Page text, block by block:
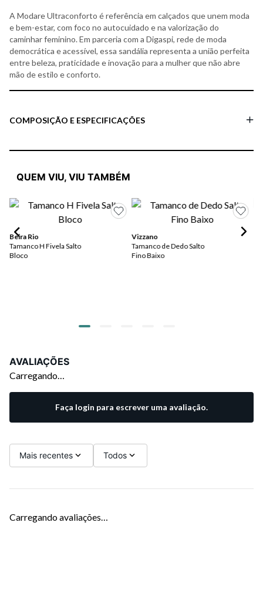
A Modare Ultraconforto é referência em calçados que unem moda
e bem-estar, com foco no autocuidado e na valorização do
caminhar feminino. Em parceria com a Digaspi, rede de moda
democrática e acessível, essa sandália representa a união perfeita
entre beleza, praticidade e inovação para a mulher que não abre
mão de estilo e conforto.
COMPOSIÇÃO E ESPECIFICAÇÕES
QUEM VIU, VIU TAMBÉM
Beira Rio
Tamanco H Fivela Salto
Bloco
Vizzano
Tamanco de Dedo Salto
Fino Baixo
AVALIAÇÕES
Carregando…
Faça login para escrever uma avaliação.
Mais recentes Todos
Carregando avaliações…